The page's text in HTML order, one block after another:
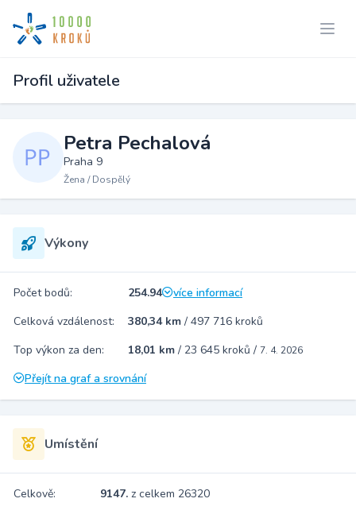
Profil uživatele
Petra Pechalová
Praha 9
Žena / Dospělý
Výkony
Počet bodů: 254.94
více informací
Celková vzdálenost:
380,34 km / 497 716 kroků
Top výkon za den:
18,01 km / 23 645 kroků / 7. 4. 2026
Přejít na graf a srovnání
Umístění
Celkově: 9147. z celkem 26320